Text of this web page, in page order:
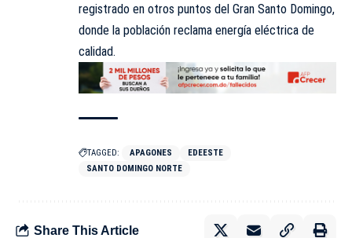
registrado en otros puntos del Gran Santo Domingo,
donde la población reclama energía eléctrica de
calidad.
TAGGED: APAGONES
EDEESTE
SANTO DOMINGO NORTE
Share This Article